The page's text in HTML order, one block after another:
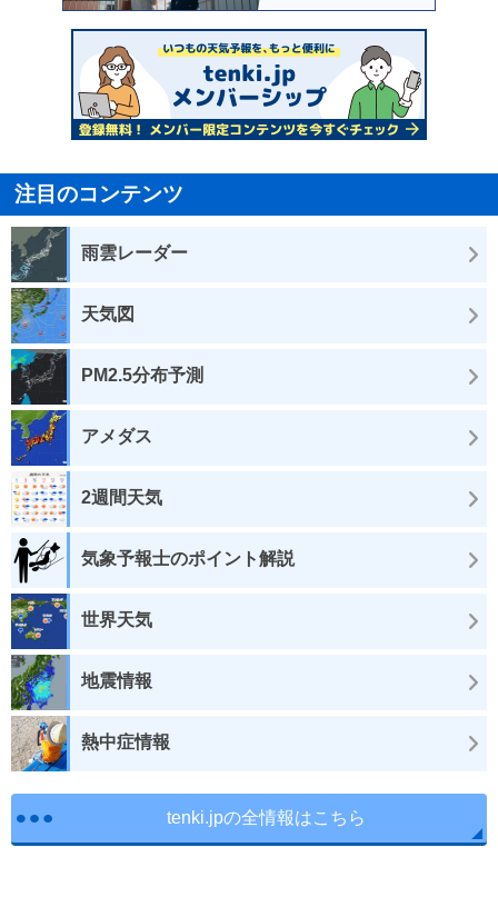
注目のコンテンツ
雨雲レーダー
天気図
PM2.5分布予測
アメダス
2週間天気
気象予報士のポイント解説
世界天気
地震情報
熱中症情報
tenki.jpの全情報はこちら